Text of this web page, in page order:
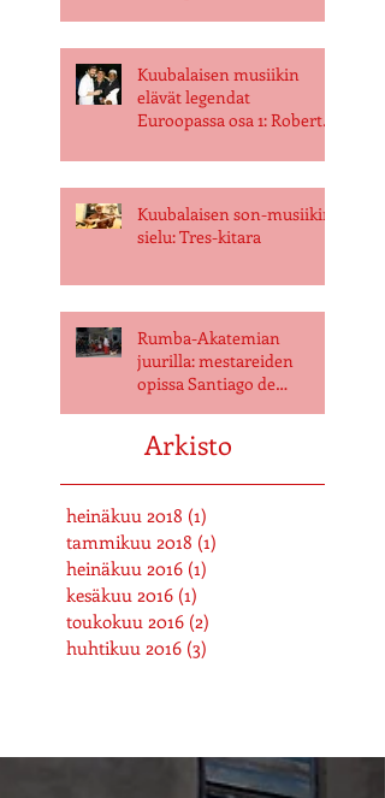
Kuubalaisen musiikin
elävät legendat
Euroopassa osa 1: Roberto
Kuubalaisen son-musiikin
sielu: Tres-kitara
Rumba-Akatemian
juurilla: mestareiden
opissa Santiago de
Arkisto
heinäkuu 2018 (1)
tammikuu 2018 (1)
heinäkuu 2016 (1)
kesäkuu 2016 (1)
toukokuu 2016 (2)
huhtikuu 2016 (3)